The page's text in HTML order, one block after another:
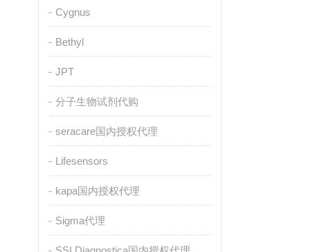
Cygnus
Bethyl
JPT
分子生物试剂代购
seracare国内授权代理
Lifesensors
kapa国内授权代理
Sigma代理